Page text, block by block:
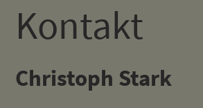
Kontakt
Christoph Stark